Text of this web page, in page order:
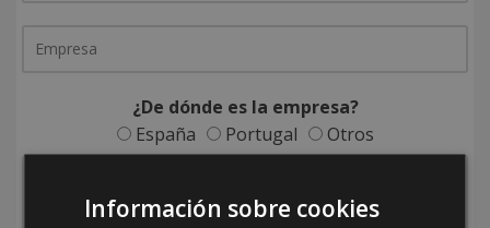
¿De dónde es la empresa?
España
Portugal Otros
Información sobre cookies